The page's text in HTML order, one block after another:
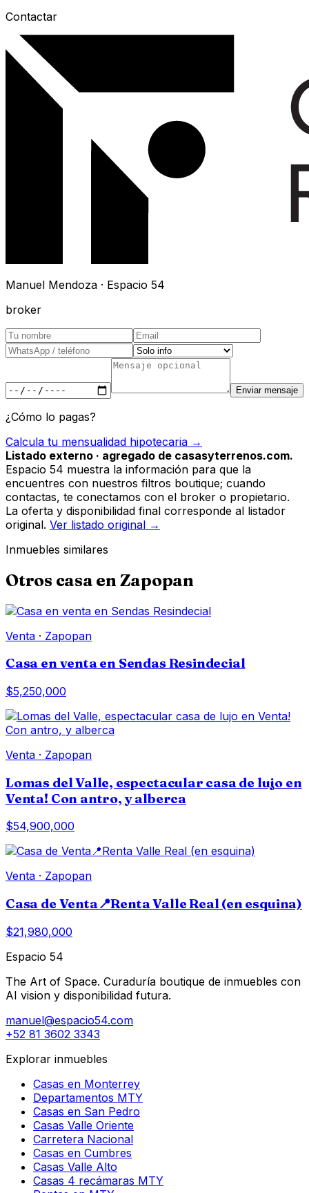
Contactar
Manuel Mendoza · Espacio 54
broker
Enviar mensaje
¿Cómo lo pagas?
Calcula tu mensualidad hipotecaria →
Listado externo · agregado de casasyterrenos.com.
Espacio 54 muestra la información para que la
encuentres con nuestros filtros boutique; cuando
contactas, te conectamos con el broker o propietario.
La oferta y disponibilidad final corresponde al listador
original. Ver listado original →
Inmuebles similares
Otros casa en Zapopan
Venta · Zapopan
Casa en venta en Sendas Resindecial
$5,250,000
Venta · Zapopan
Lomas del Valle, espectacular casa de lujo en
Venta! Con antro, y alberca
$54,900,000
Venta · Zapopan
Casa de Venta📍Renta Valle Real (en esquina)
$21,980,000
Espacio 54
The Art of Space. Curaduría boutique de inmuebles con
AI vision y disponibilidad futura.
manuel@espacio54.com
+52 81 3602 3343
Explorar inmuebles
Casas en Monterrey
Departamentos MTY
Casas en San Pedro
Casas Valle Oriente
Carretera Nacional
Casas en Cumbres
Casas Valle Alto
Casas 4 recámaras MTY